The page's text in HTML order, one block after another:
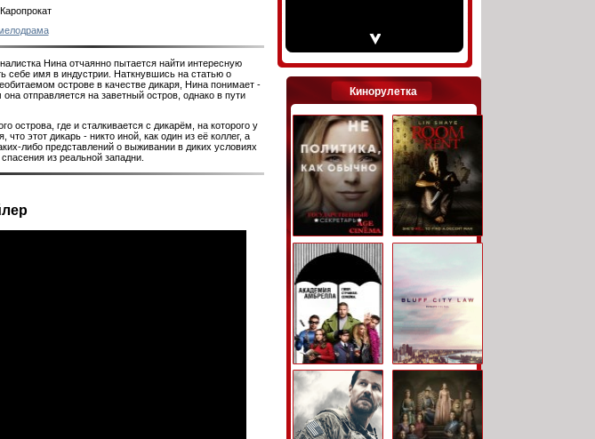
Каропрокат
Нина отчаянно пытается найти интересную
себе имя в индустрии. Наткнувшись на статью о
острове в качестве дикаря, Нина понимает -
отправляется на заветный остров, однако в пути
острова, где и сталкивается с дикарём, на которого у
этот дикарь - никто иной, как один из её коллег, а
либо представлений о выживании в диких условиях
из реальной западни.
Кинорулетка